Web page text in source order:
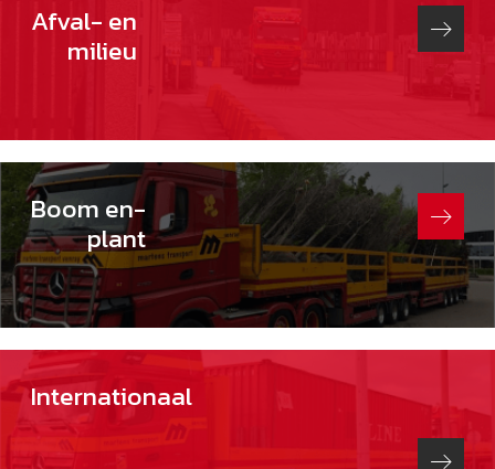
Afval- en
milieu
Boom en-
plant
Internationaal